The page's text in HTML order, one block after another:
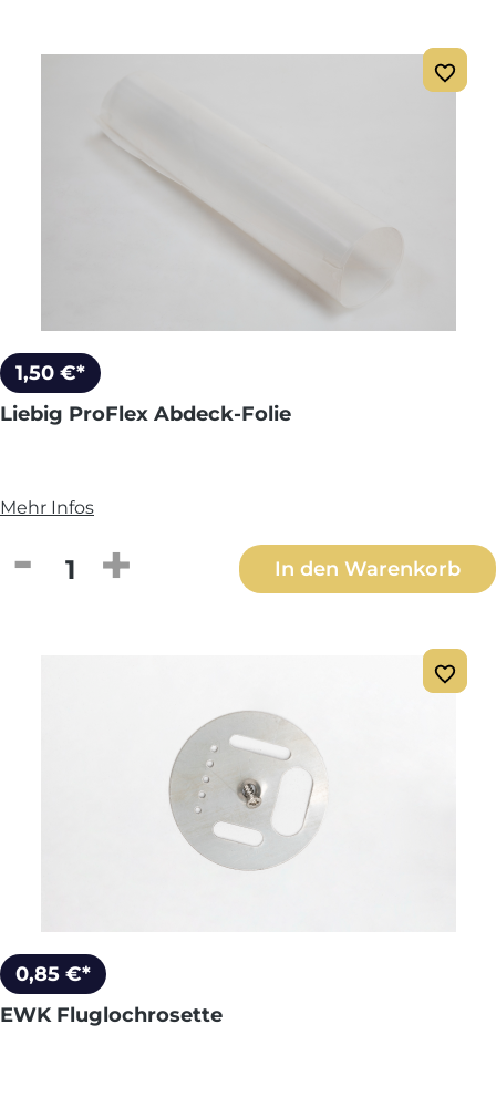
1,50 €*
Liebig ProFlex Abdeck-Folie
Mehr Infos
Produkt Anzahl: Gib den gewünschten
In den Warenkorb
0,85 €*
EWK Fluglochrosette